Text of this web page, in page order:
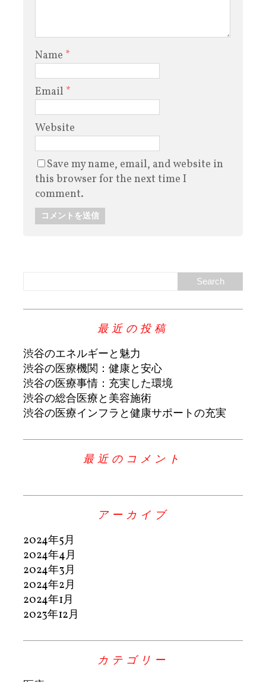
Name *
Email *
Website
Save my name, email, and website in
this browser for the next time I
comment.
最近の投稿
渋谷のエネルギーと魅力
渋谷の医療機関：健康と安心
渋谷の医療事情：充実した環境
渋谷の総合医療と美容施術
渋谷の医療インフラと健康サポートの充実
最近のコメント
アーカイブ
2024年5月
2024年4月
2024年3月
2024年2月
2024年1月
2023年12月
カテゴリー